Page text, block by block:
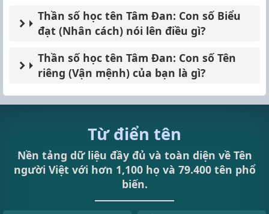
Thần số học tên Tâm Đan: Con số Biểu
đạt (Nhân cách) nói lên điều gì?
Thần số học tên Tâm Đan: Con số Tên
riêng (Vận mệnh) của bạn là gì?
Từ điển tên
Nền tảng dữ liệu đầy đủ và toàn diện về Tên
người Việt với hơn 1,100 họ và 79.400 tên phổ
biến.